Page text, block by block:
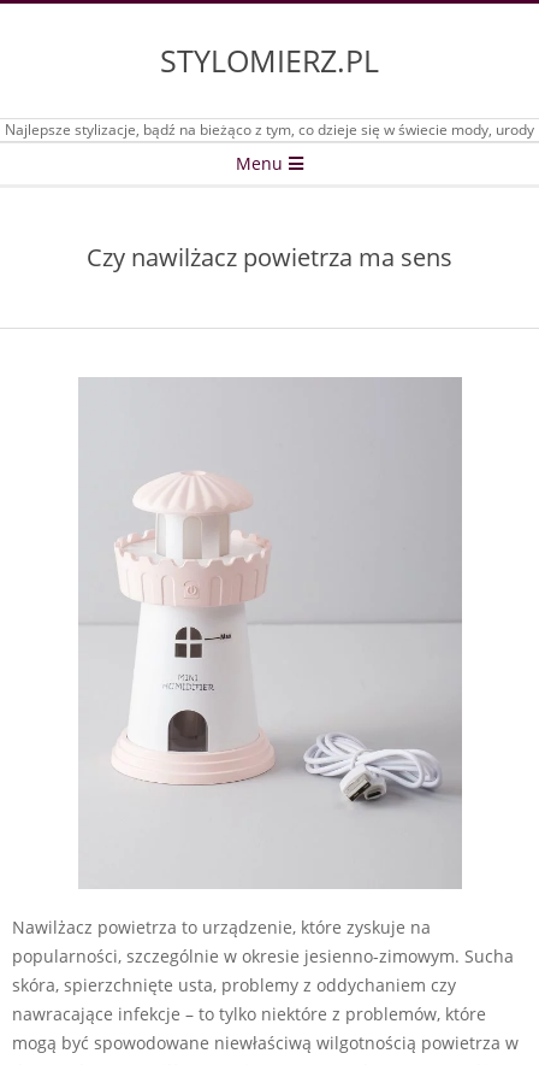
STYLOMIERZ.PL
Najlepsze stylizacje, bądź na bieżąco z tym, co dzieje się w świecie mody, urody
Menu
Czy nawilżacz powietrza ma sens
Nawilżacz powietrza to urządzenie, które zyskuje na
popularności, szczególnie w okresie jesienno-zimowym. Sucha
skóra, spierzchnięte usta, problemy z oddychaniem czy
nawracające infekcje – to tylko niektóre z problemów, które
mogą być spowodowane niewłaściwą wilgotnością powietrza w